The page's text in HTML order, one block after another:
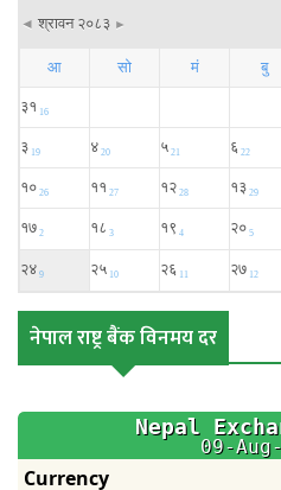
नेपाल राष्ट्र बैंक विनमय दर